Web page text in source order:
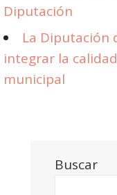
Diputación
La Diputación
integrar la
municipal
Buscar